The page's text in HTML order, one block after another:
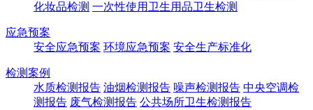
化妆品检测 一次性使用卫生用品卫生检测
应急预案
安全应急预案 环境应急预案 安全生产标准化
检测案例
水质检测报告 油烟检测报告 噪声检测报告 中央空调检
测报告 废气检测报告 公共场所卫生检测报告